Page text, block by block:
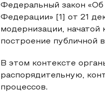
Федеральный закон «Об
Федерации» [1] от 21
модернизации, начатой
построение публичной
В этом контексте
распорядительную,
процессов.